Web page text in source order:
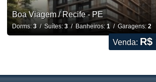
Boa Viagem / Recife - PE
Dorms: 3/ Suítes: 3/ Banheiros: 1/ Garagens: 2
Venda: R$